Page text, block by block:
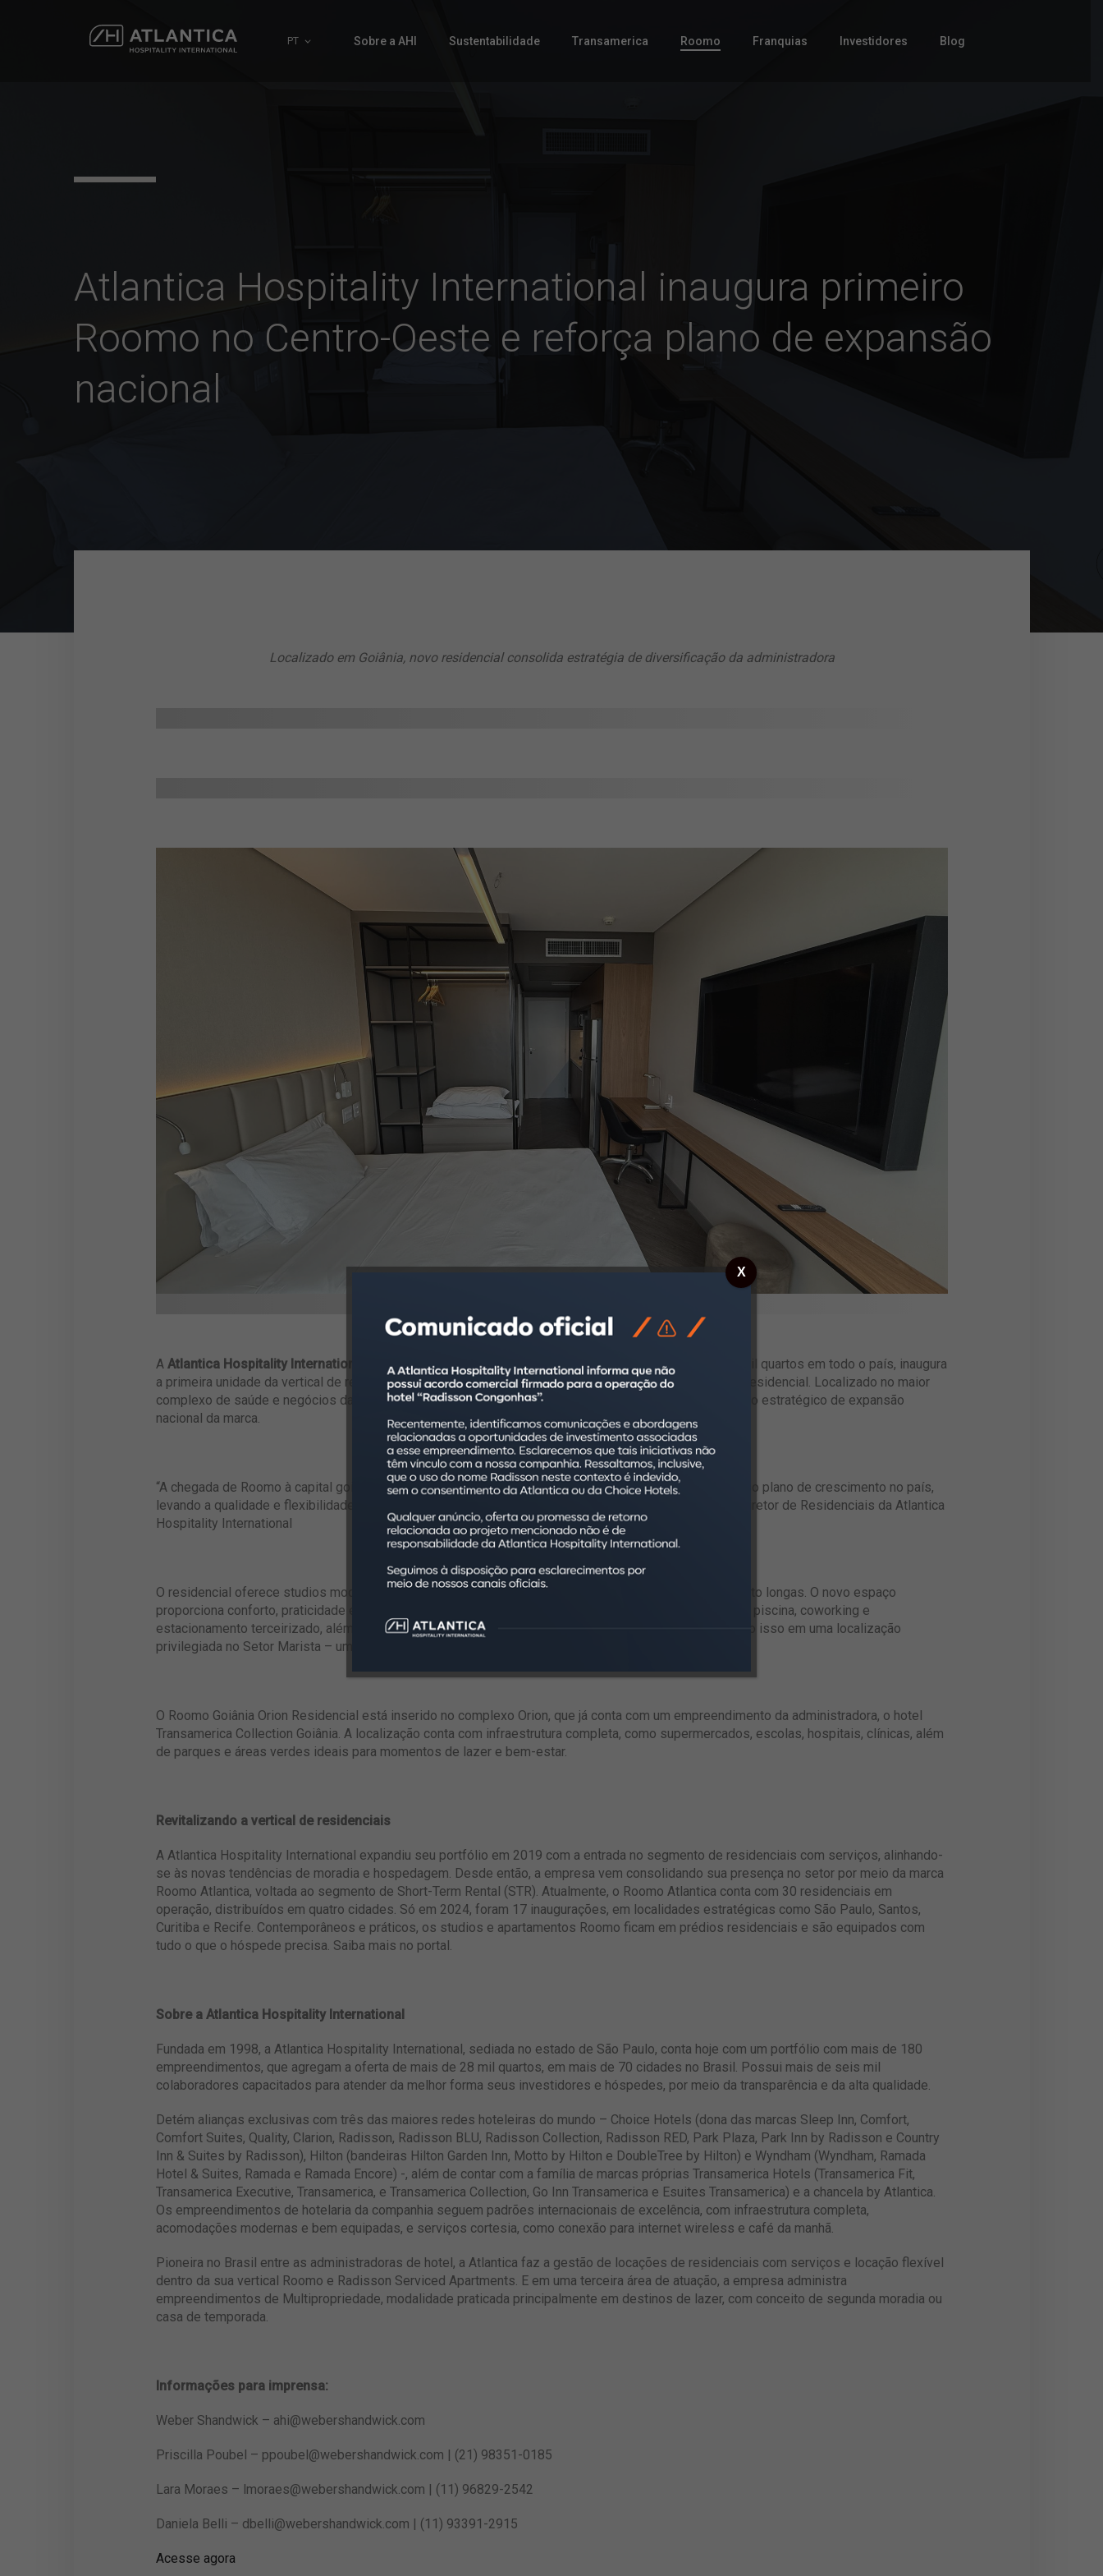
PT Sobre a AHI Sustentabilidade Transamerica Roomo Franquias Investidores Blog
Atlantica Hospitality International inaugura primeiro
Roomo no Centro-Oeste e reforça plano de expansão
nacional
Localizado em Goiânia, novo residencial consolida estratégia de diversificação da administradora
A Atlantica Hospitality International
, rede de hospitalidade com mais de 180 empreendimentos e 28 mil quartos em todo o país, inaugura
a primeira unidade da vertical de residenciais, Roomo, na região Centro-Oeste: o Roomo Goiânia Orion Residencial. Localizado no maior
complexo de saúde e negócios da capital goiana, o empreendimento representa mais um passo no plano estratégico de expansão
nacional da marca.
“A chegada de Roomo à capital goiana marca não apenas a estreia da marca da região, mas reforça nosso plano de crescimento no país,
levando a qualidade e flexibilidade da bandeira para ainda mais pessoas”, destaca Francisco Oliveira, Diretor de Residenciais da Atlantica
Hospitality International
O residencial oferece studios modernos e totalmente equipados, ideais tanto para estadias curtas quanto longas. O novo espaço
proporciona conforto, praticidade e serviços planejados para o dia a dia dos hóspedes, como academia, piscina, coworking e
estacionamento terceirizado, além de serviços pay-per-use como lavanderia e restaurante no local. Tudo isso em uma localização
privilegiada no Setor Marista – uma das áreas mais valorizadas e bem estruturadas de Goiânia.
O Roomo Goiânia Orion Residencial está inserido no complexo Orion, que já conta com um empreendimento da administradora, o hotel
Transamerica Collection Goiânia. A localização conta com infraestrutura completa, como supermercados, escolas, hospitais, clínicas, além
de parques e áreas verdes ideais para momentos de lazer e bem-estar.
Revitalizando a vertical de residenciais
A Atlantica Hospitality International expandiu seu portfólio em 2019 com a entrada no segmento de residenciais com serviços, alinhando-
se às novas tendências de moradia e hospedagem. Desde então, a empresa vem consolidando sua presença no setor por meio da marca
Roomo Atlantica, voltada ao segmento de Short-Term Rental (STR). Atualmente, o Roomo Atlantica conta com 30 residenciais em
operação, distribuídos em quatro cidades. Só em 2024, foram 17 inaugurações, em localidades estratégicas como São Paulo, Santos,
Curitiba e Recife. Contemporâneos e práticos, os studios e apartamentos Roomo ficam em prédios residenciais e são equipados com
tudo o que o hóspede precisa. Saiba mais no portal.
Sobre a Atlantica Hospitality International
Fundada em 1998, a Atlantica Hospitality International, sediada no estado de São Paulo, conta hoje com um portfólio com mais de 180
empreendimentos, que agregam a oferta de mais de 28 mil quartos, em mais de 70 cidades no Brasil. Possui mais de seis mil
colaboradores capacitados para atender da melhor forma seus investidores e hóspedes, por meio da transparência e da alta qualidade.
Detém alianças exclusivas com três das maiores redes hoteleiras do mundo – Choice Hotels (dona das marcas Sleep Inn, Comfort,
Comfort Suites, Quality, Clarion, Radisson, Radisson BLU, Radisson Collection, Radisson RED, Park Plaza, Park Inn by Radisson e Country
Inn & Suites by Radisson), Hilton (bandeiras Hilton Garden Inn, Motto by Hilton e DoubleTree by Hilton) e Wyndham (Wyndham, Ramada
Hotel & Suites, Ramada e Ramada Encore) -, além de contar com a família de marcas próprias Transamerica Hotels (Transamerica Fit,
Transamerica Executive, Transamerica, e Transamerica Collection, Go Inn Transamerica e Esuites Transamerica) e a chancela by Atlantica.
Os empreendimentos de hotelaria da companhia seguem padrões internacionais de excelência, com infraestrutura completa,
acomodações modernas e bem equipadas, e serviços cortesia, como conexão para internet wireless e café da manhã.
Pioneira no Brasil entre as administradoras de hotel, a Atlantica faz a gestão de locações de residenciais com serviços e locação flexível
dentro da sua vertical Roomo e Radisson Serviced Apartments. E em uma terceira área de atuação, a empresa administra
empreendimentos de Multipropriedade, modalidade praticada principalmente em destinos de lazer, com conceito de segunda moradia ou
casa de temporada.
Informações para imprensa:
Weber Shandwick – ahi@webershandwick.com
Priscilla Poubel – ppoubel@webershandwick.com | (21) 98351-0185
Lara Moraes – lmoraes@webershandwick.com | (11) 96829-2542
Daniela Belli – dbelli@webershandwick.com | (11) 93391-2915
Acesse agora
X